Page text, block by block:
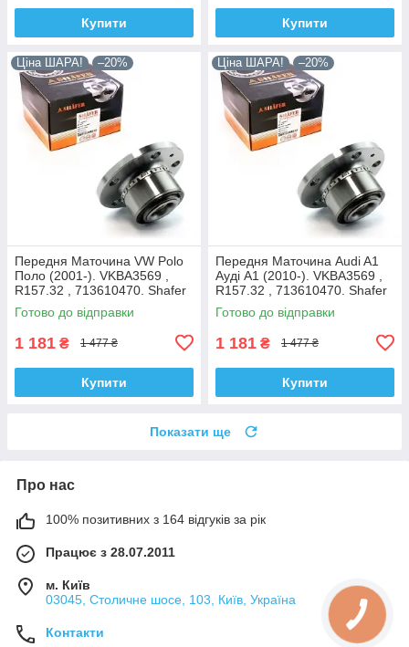
Купити Купити
Ціна ШАРА! –20%
Передня Маточина VW Polo
Поло (2001-). VKBA3569 ,
R157.32 , 713610470. Shafer
Австрія
Готово до відправки
1 181 ₴ 1 477 ₴
Купити
Ціна ШАРА! –20%
Передня Маточина Audi A1
Ауді А1 (2010-). VKBA3569 ,
R157.32 , 713610470. Shafer
Австрія
Готово до відправки
1 181 ₴ 1 477 ₴
Купити
Показати ще
Про нас
100% позитивних з 164 відгуків за рік
Працює з 28.07.2011
м. Київ
03045, Столичне шосе, 103, Київ, Україна
Контакти